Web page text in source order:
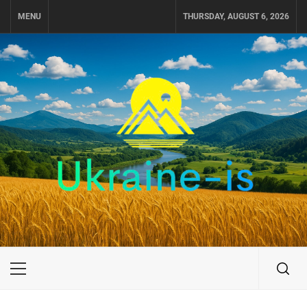
MENU THURSDAY, AUGUST 6, 2026
UKRAINE-IS
ПОДОРОЖI ПО УКРАЇНІ
Primary